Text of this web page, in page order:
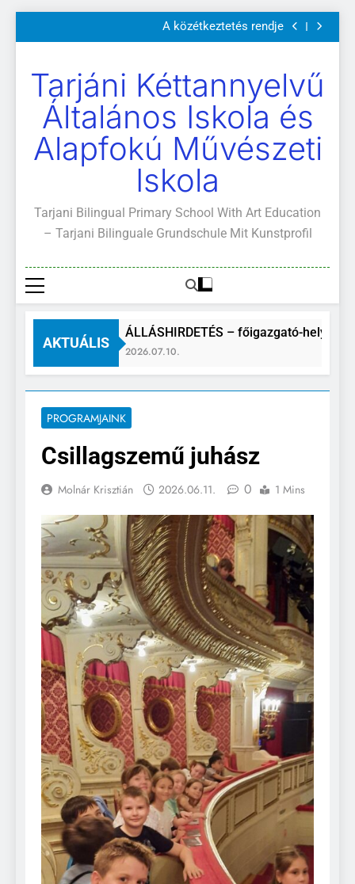
a
Szülői értekezletek 2026. május 04-14.
A közétkeztetés rendje
Kötelező és ajánlott olvasmányok
Szülői értekezletek 2026. május 04-14.
A közétkeztetés rendje
Kötelező és ajánlott olvasmányok
A Mi Világunk!
Tarjáni Kéttannyelvű
Általános Iskola és
Alapfokú Művészeti
Iskola
Tarjani Bilingual Primary School With Art Education
– Tarjani Bilinguale Grundschule Mit Kunstprofil
AKTUÁLIS
ÁLLÁSHIRDETÉS – főigazgató-helyettes
2026.07.10.
PROGRAMJAINK
Csillagszemű juhász
Molnár Krisztián 2026.06.11. 0 1 Mins